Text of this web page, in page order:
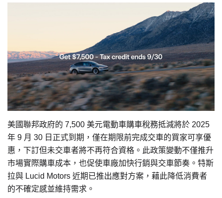
美國聯邦政府的 7,500 美元電動車購車稅務抵減將於 2025
年 9 月 30 日正式到期，僅在期限前完成交車的買家可享優
惠，下訂但未交車者將不再符合資格。此政策變動不僅推升
市場實際購車成本，也促使車廠加快行銷與交車節奏。特斯
拉與 Lucid Motors 近期已推出應對方案，藉此降低消費者
的不確定感並維持需求。